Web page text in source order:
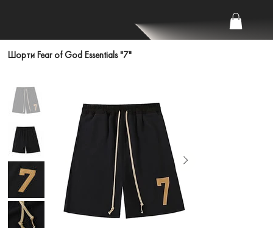
Шорти Fear of God Essentials "7"